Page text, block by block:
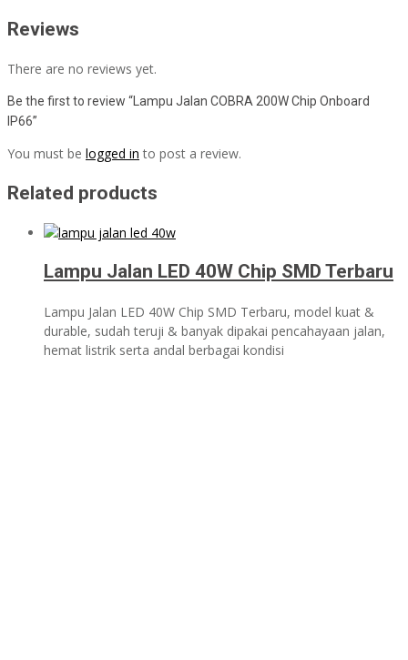
Reviews
There are no reviews yet.
Be the first to review “Lampu Jalan COBRA 200W Chip Onboard
IP66”
You must be logged in to post a review.
Related products
Lampu Jalan LED 40W Chip SMD Terbaru
Lampu Jalan LED 40W Chip SMD Terbaru, model kuat &
durable, sudah teruji & banyak dipakai pencahayaan jalan,
hemat listrik serta andal berbagai kondisi